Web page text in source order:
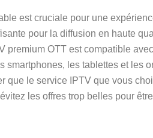
est cruciale pour une
pour la diffusion en haute
premium OTT est compatible
les tablettes et les
que le service IPTV que vous
les offres trop belles pour